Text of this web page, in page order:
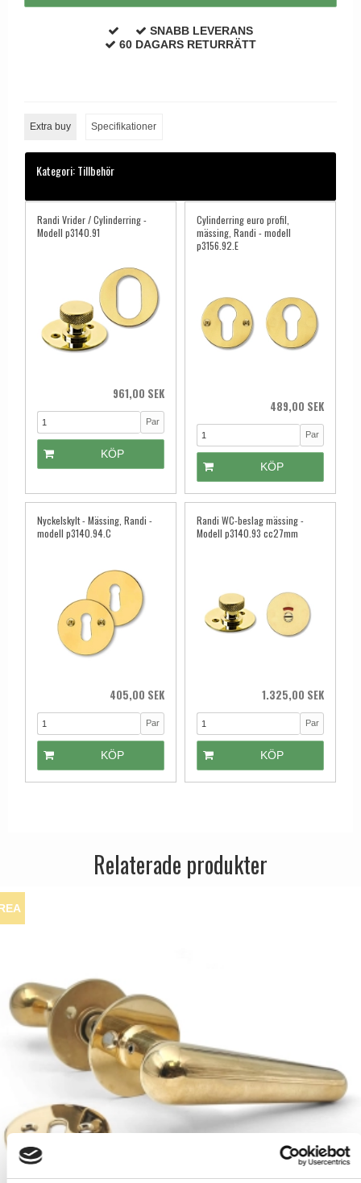
SNABB LEVERANS
60 DAGARS RETURRÄTT
Extra buy Specifikationer
Kategori:Tillbehör
Randi Vrider / Cylinderring -
Modell p3140.91
961,00 SEK
Par
KÖP
Cylinderring euro profil,
mässing, Randi - modell
p3156.92.E
489,00 SEK
Par
KÖP
Nyckelskylt - Mässing, Randi -
modell p3140.94.C
405,00 SEK
Par
KÖP
Randi WC-beslag mässing -
Modell p3140.93 cc27mm
1.325,00 SEK
Par
KÖP
Relaterade produkter